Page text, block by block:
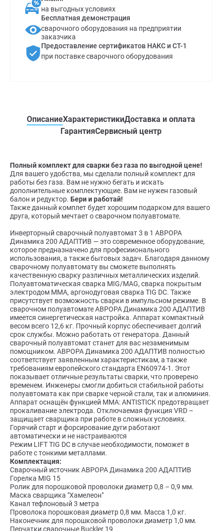
на выгодных условиях
Бесплатная демонстрация
сварочного оборудования на предприятии
заказчика
Предоставление сертификатов НАКС и СТ-1
при поставке сварочного оборудования
ОписаниеХарактеристикиДоставка и оплата
ГарантияСервисный центр
Полный комплект для сварки без газа по выгодной цене!
Для вашего удобства, мы сделали полный комплект для
работы без газа. Вам не нужно бегать и искать
дополнительные комплектующие. Вам не нужен газовый
балон и редуктор. Бери и работай!
Также данный комплет будет хорошим подарком для вашего
друга, который мечтает о сварочном полуавтомате.
Инверторный сварочный полуавтомат 3 в 1 АВРОРА
Динамика 200 АДАПТИВ — это современное оборудование,
которое предназначено для професиионального
использования, а также бытовых задач. Благодаря данному
сварочному полуавтомату вы сможете выполнять
качественную сварку различных металлических изделий.
Полуавтоматическая сварка MIG/MAG, сварка покрытым
электродом MMA, аргонодуговая сварка TIG DC. Также
присутствует возможность сварки в импульсном режиме. В
сварочном полуавтомате АВРОРА Динамика 200 АДАПТИВ
имеется синергетическая настройка. Аппарат компактный
весом всего 12,6 кг. Прочный корпус обеспечивает долгий
срок службы. Можно работать от генератора. Данный
сварочный полуавтомат станет для вас незаменимым
помощником. АВРОРА Динамика 200 АДАПТИВ полностью
соответствует заявленным характеристикам, а также
требованиям европейского стандарта EN60974-1. Этот
показывает отличные результаты сварки, что проверено
временем. Инженеры смогли добиться стабильной работы
полуавтомата как при сварке черной стали, так и алюминия.
Аппарат оснащён функцией ММА: ANTISTICK предотвращает
прокаливание электрода. Отключаемая функция VRD –
защищает сварщика при работе в сложных условиях.
Горячий старт и форсирование дуги работают
автоматически и не настраиваются
Режим LIFT TIG DC в случае необходимости, поможет в
работе с тонкими металлами.
Комплектация:
Сварочный источник АВРОРА Динамика 200 АДАПТИВ
Горелка MIG 15
Ролик для порошковой проволоки диаметр 0,8 – 0,9 мм.
Маска сварщика "Хамелеон"
Канал тефлоновый 3 метра
Проволока порошковая диаметр 0,8 мм. Масса 1,0 кг.
Наконечник для порошковой проволоки диаметр 1,0 мм.
Перчатки сварочные Buckler 19